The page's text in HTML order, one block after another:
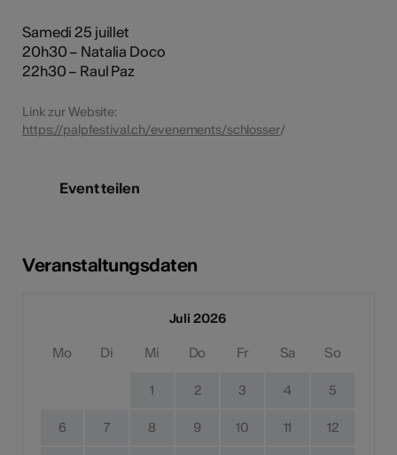
Samedi 25 juillet
20h30 – Natalia Doco
22h30 – Raul Paz
Link zur Website:
https://palpfestival.ch/evenements/schlosser/
Event teilen
Veranstaltungsdaten
Juli 2026
Mo Di Mi Do Fr Sa So
1 2 3 4 5
6 7 8 9 10 11 12